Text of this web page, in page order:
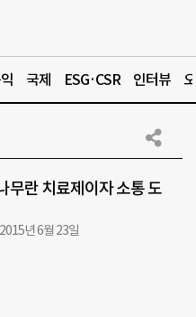
국제 ESG·CSR 인터뷰
무란 치료제이자 소통 도
2015년 6월 23일